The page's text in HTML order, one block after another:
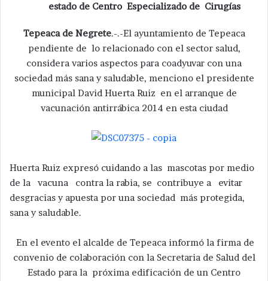
estado de Centro Especializado de Cirugías
Tepeaca de Negrete.-.-El ayuntamiento de Tepeaca
pendiente de lo relacionado con el sector salud,
considera varios aspectos para coadyuvar con una
sociedad más sana y saludable, menciono el presidente
municipal David Huerta Ruiz en el arranque de
vacunación antirrábica 2014 en esta ciudad
Huerta Ruiz expresó cuidando a las mascotas por medio
de la vacuna contra la rabia, se contribuye a evitar
desgracias y apuesta por una sociedad más protegida,
sana y saludable.
En el evento el alcalde de Tepeaca informó la firma de
convenio de colaboración con la Secretaria de Salud del
Estado para la próxima edificación de un Centro